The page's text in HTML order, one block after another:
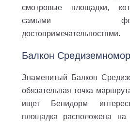
смотровые площадки,
самыми
достопримечательностями.
Балкон
Знаменитый Балкон
обязательная точка
ищет Бенидорм
площадка расположена на